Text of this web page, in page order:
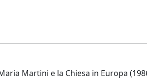
Martini e la Chiesa in Europa